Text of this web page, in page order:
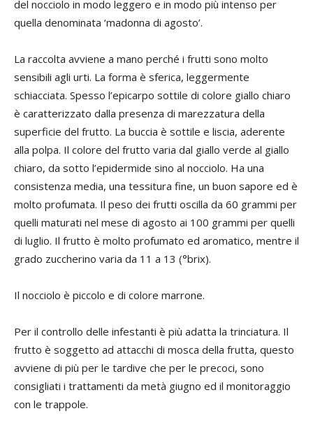
del nocciolo in modo leggero e in modo più intenso per
quella denominata ‘madonna di agosto’.
La raccolta avviene a mano perché i frutti sono molto
sensibili agli urti. La forma è sferica, leggermente
schiacciata. Spesso l’epicarpo sottile di colore giallo chiaro
è caratterizzato dalla presenza di marezzatura della
superficie del frutto. La buccia è sottile e liscia, aderente
alla polpa. Il colore del frutto varia dal giallo verde al giallo
chiaro, da sotto l’epidermide sino al nocciolo. Ha una
consistenza media, una tessitura fine, un buon sapore ed è
molto profumata. Il peso dei frutti oscilla da 60 grammi per
quelli maturati nel mese di agosto ai 100 grammi per quelli
di luglio. Il frutto è molto profumato ed aromatico, mentre il
grado zuccherino varia da 11 a 13 (°brix).
Il nocciolo è piccolo e di colore marrone.
Per il controllo delle infestanti è più adatta la trinciatura. Il
frutto è soggetto ad attacchi di mosca della frutta, questo
avviene di più per le tardive che per le precoci, sono
consigliati i trattamenti da metà giugno ed il monitoraggio
con le trappole.